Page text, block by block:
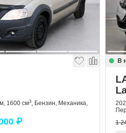
1600 см3, Бензин, Механика,
₽
В
1